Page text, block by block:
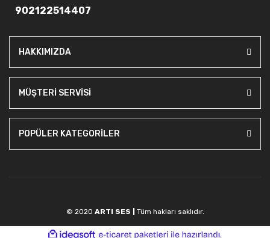
902122514407
HAKKIMIZDA
MÜŞTERİ SERVİSİ
POPÜLER KATEGORİLER
© 2020 ARTI SES | Tüm hakları saklıdır.
ideasoft e-